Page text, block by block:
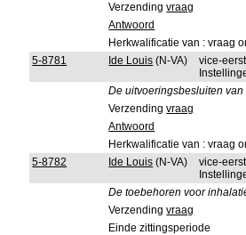
Verzendingvraag
Antwoord
Herkwalificatie van : vraag
5-8781
Ide Louis (N-VA)
vice-
De uitvoeringsbesluiten
Verzendingvraag
Antwoord
Herkwalificatie van : vraag
5-8782
Ide Louis (N-VA)
vice-
De toebehoren voor
Verzendingvraag
Einde zittingsperiode